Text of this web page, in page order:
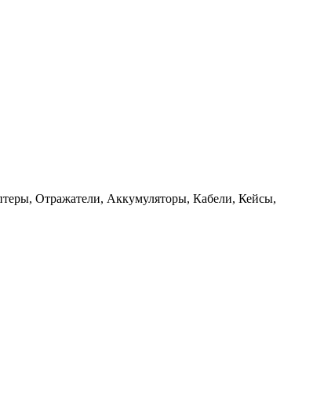
Отражатели, Аккумуляторы, Кабели, Кейсы,